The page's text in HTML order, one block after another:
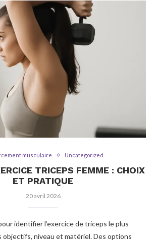
musculaire Uncategorized
TRICEPS FEMME : CHOIX
ET PRATIQUE
20 avril 2026
identifier l’exercice de triceps le plus
niveau et matériel. Des options